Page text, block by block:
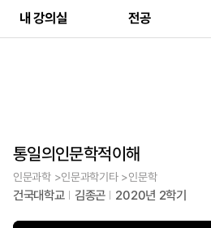
내 강의실 전공
통일의인문학적이해
인문과학 >인문과학기타 >인문학
건국대학교 김종곤 2020년 2학기